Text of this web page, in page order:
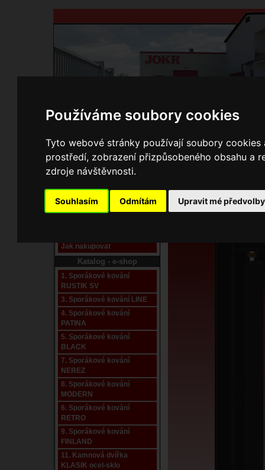
Používáme soubory cookies
Tyto webové stránky používají soubory
prostředí, zobrazení přizpůsobeného obsahu a
zdroje návštěvnosti.
Souhlasím Odmítám Upravit mé předvolby
Domů Kontakty Přihlášení Ke
Pracoviště laser
Nové pracoviště firmy
Jak nakupovat
Katalog - e-shop
1. Sporákové kování
RUSTIK SV
3. Sporákové kování LINE
4. Sporákové kování
PATINA
5. Sporákové kování
BLACK
7. Sporákové kování
NEREZ
8. Sporákové kování
MODERN
6. Sporákové kování
RETRO
9. Sporákové kování
FINLAND
11. Kamnová dvířka
KLASIK ocel-sklo
E-shop JOKR
04190572